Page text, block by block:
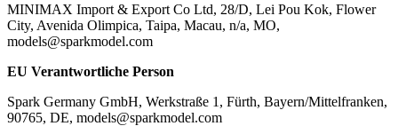
MINIMAX Import & Export Co Ltd, 28/D, Lei Pou Kok, Flower
City, Avenida Olimpica, Taipa, Macau, n/a, MO,
models@sparkmodel.com
EU Verantwortliche Person
Spark Germany GmbH, Werkstraße 1, Fürth, Bayern/Mittelfranken,
90765, DE, models@sparkmodel.com